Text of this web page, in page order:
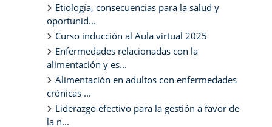
Etiología, consecuencias para la salud y
oportunid...
Curso inducción al Aula virtual 2025
Enfermedades relacionadas con la
alimentación y es...
Alimentación en adultos con enfermedades
crónicas ...
Liderazgo efectivo para la gestión a favor de
la n...